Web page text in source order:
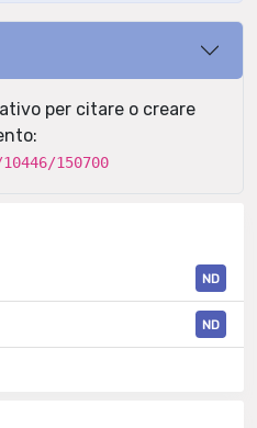
per citare o creare
150700
ND
ND